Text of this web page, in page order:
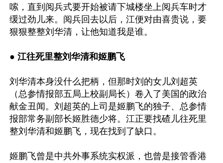
嗦，直到阅兵式要开始被请下城楼坐上阅兵车时才
缓过劲儿来。阅兵回去以后，江便对由喜贵说，要
狠狠整整刘华清，让他知道我是谁。
● 江往死里整刘华清和姬鹏飞
刘华清本身没什么把柄，但那时刘的女儿刘超英
（总参情报部五局上校副局长）卷入了美国的政治
献金丑闻。刘超英的上司是姬鹏飞的独子、总参情
报部常务副部长姬胜德少将。江正要找碴儿往死里
整刘华清和姬鹏飞，现在找到了缺口。
姬鹏飞曾是中共外事系统实权派，也曾是接管香港